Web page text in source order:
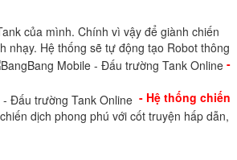
của mình. Chính vì vậy để giành chiến
nhạy. Hệ thống sẽ tự động tạo Robot thông
-
- Hệ thống chiến
dịch phong phú với cốt truyện hấp dẫn,